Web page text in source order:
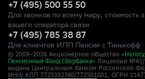
+7 (495) 500 55 50
Для звонков по всему миру, стоимость
вашего оператора связи
+7 (495) 785 38 87
Для клиентов ИПП Пенсия с Тинькофф
© 2009–2026 Акционерное общество «
Пенсионный Фонд Сбербанка» Лицензия
выдана Центральным банком Российской
ИНН/ КПП 7725352740/772501001, ОГРН